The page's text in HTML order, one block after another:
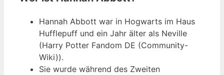
Hannah Abbott war in Hogwarts im Haus
Hufflepuff und ein Jahr älter als Neville
(Harry Potter Fandom DE (Community-
Wiki)).
Sie wurde während des Zweiten